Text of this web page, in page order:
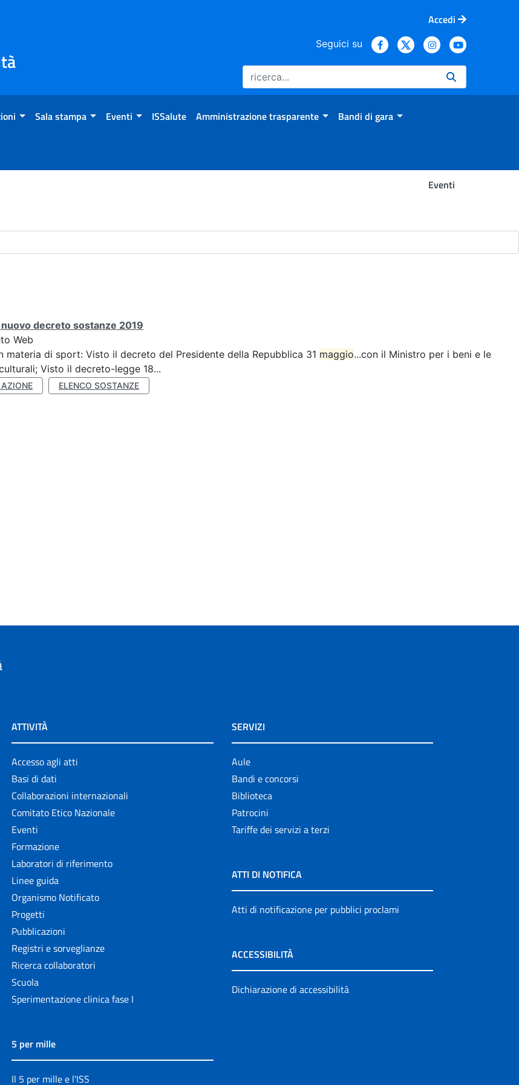
Accedi
Seguici su
Sala stampa Eventi ISSalute Amministrazione trasparente Bandi di gara
Eventi
decreto sostanze 2019
Web
materia di sport: Visto il decreto del Presidente della Repubblica 31 maggio...con il Ministro per i beni e le
Visto il decreto-legge 18...
ELENCO SOSTANZE
ATTIVITÀ
Accesso agli atti
Basi di dati
Collaborazioni internazionali
Comitato Etico Nazionale
Eventi
Formazione
Laboratori di riferimento
Linee guida
Organismo Notificato
Progetti
Pubblicazioni
Registri e sorveglianze
Ricerca collaboratori
Scuola
Sperimentazione clinica fase I
5 per mille
Il 5 per mille e l'ISS
SERVIZI
Aule
Bandi e concorsi
Biblioteca
Patrocini
Tariffe dei servizi a terzi
ATTI DI NOTIFICA
Atti di notificazione per pubblici proclami
ACCESSIBILITÀ
Dichiarazione di accessibilità